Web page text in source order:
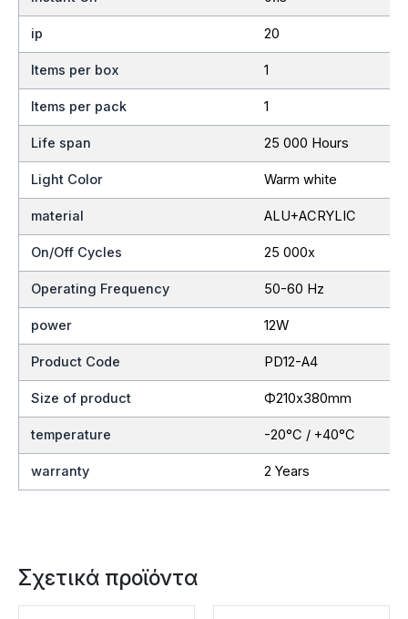
ip 20
Items per box 1
Items per pack 1
Life span 25 000 Hours
Light Color Warm white
material ALU+ACRYLIC
On/Off Cycles 25 000x
Operating Frequency 50-60 Hz
power 12W
Product Code PD12-A4
Size of product Ф210x380mm
temperature -20°C / +40°C
warranty 2 Years
Σχετικά προϊόντα